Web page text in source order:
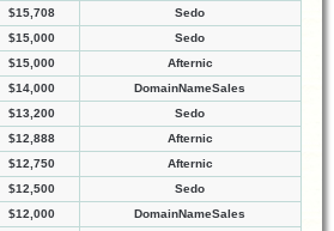
$15,708
Sedo
$15,000
Sedo
$15,000
Afternic
$14,000
DomainNameSales
$13,200
Sedo
$12,888
Afternic
$12,750
Afternic
$12,500
Sedo
$12,000
DomainNameSales